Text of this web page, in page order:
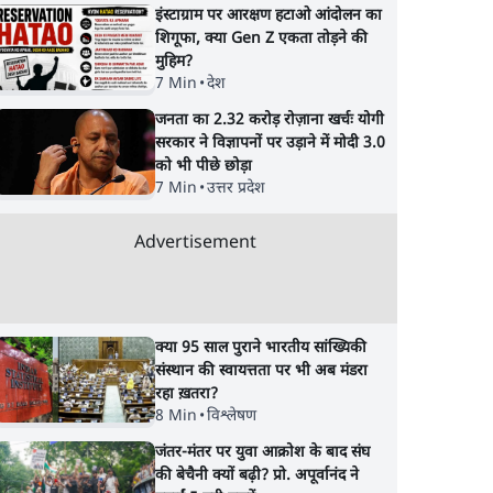
इंस्टाग्राम पर आरक्षण हटाओ आंदोलन का
शिगूफा, क्या Gen Z एकता तोड़ने की
मुहिम?
7 Min •देश
जनता का 2.32 करोड़ रोज़ाना खर्चः योगी
सरकार ने विज्ञापनों पर उड़ाने में मोदी 3.0
को भी पीछे छोड़ा
7 Min •उत्तर प्रदेश
Advertisement
क्या 95 साल पुराने भारतीय सांख्यिकी
संस्थान की स्वायत्तता पर भी अब मंडरा
रहा ख़तरा?
8 Min •विश्लेषण
जंतर-मंतर पर युवा आक्रोश के बाद संघ
की बेचैनी क्यों बढ़ी? प्रो. अपूर्वानंद ने